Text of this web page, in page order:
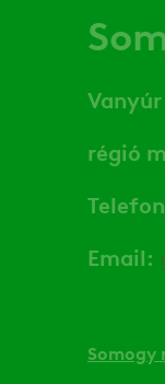
régió
Email:
Somogy